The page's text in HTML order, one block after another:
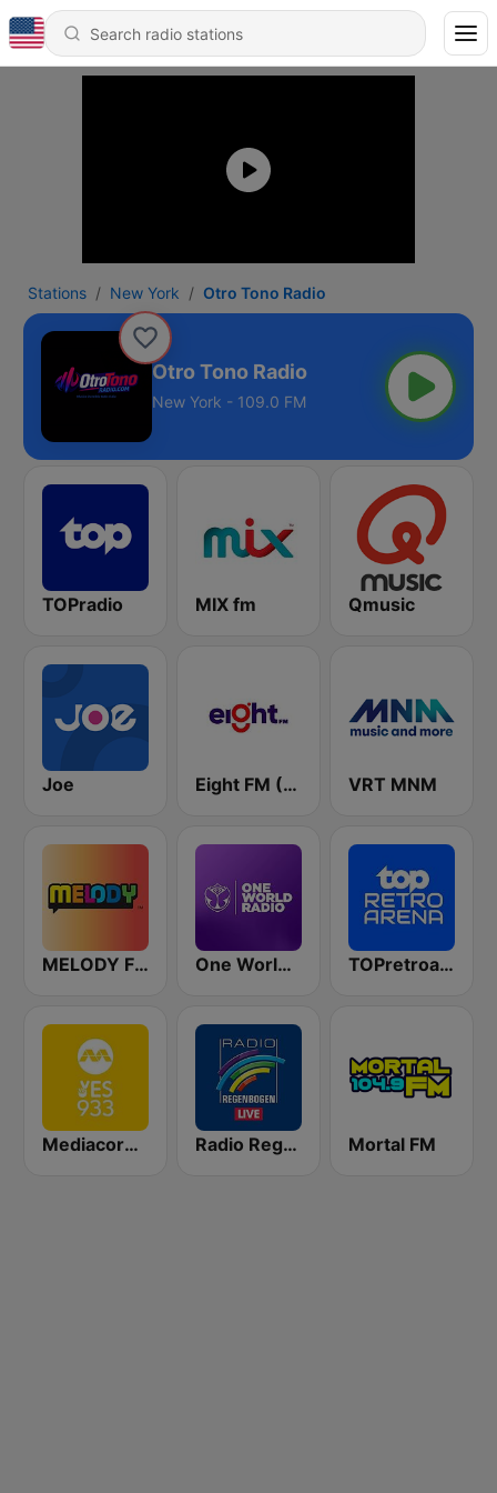
Stations New York Otro Tono Radio
Otro Tono Radio
New York - 109.0 FM
TOPradio MIX fm Qmusic
Joe Eight FM (One FM 881) VRT MNM
MELODY FM One World Radio TOPretroarena
Mediacorp YES 933 Radio Regenbogen Mortal FM